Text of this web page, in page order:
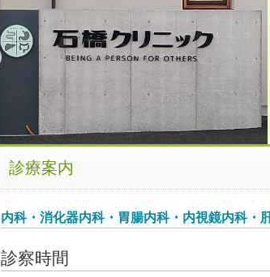
診療案内
内科・消化器内科・胃腸内科・内視鏡内科・
診察時間